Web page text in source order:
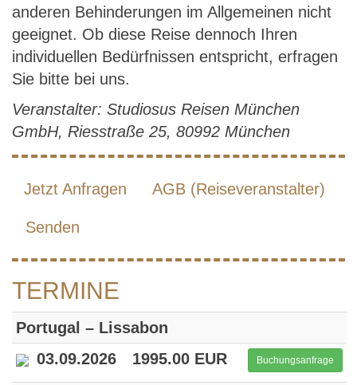
anderen Behinderungen im Allgemeinen nicht
geeignet. Ob diese Reise dennoch Ihren
individuellen Bedürfnissen entspricht, erfragen
Sie bitte bei uns.
Veranstalter: Studiosus Reisen München
GmbH, Riesstraße 25, 80992 München
Jetzt Anfragen AGB (Reiseveranstalter)
Senden
TERMINE
Portugal – Lissabon
03.09.2026
1995.00 EUR Buchungsanfrage